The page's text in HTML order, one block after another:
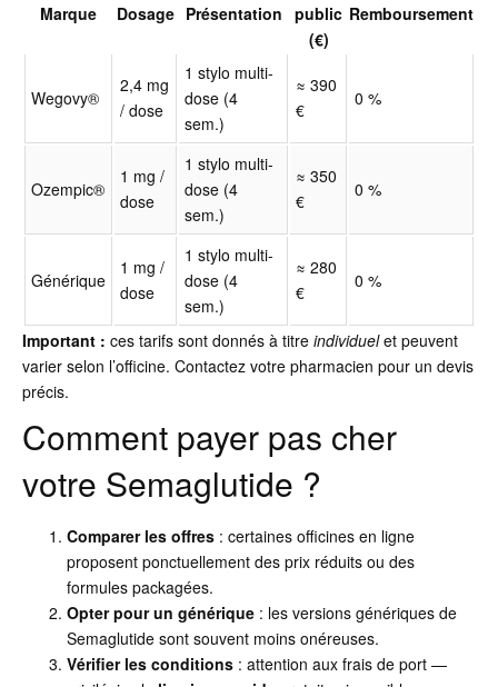
Marque Dosage Présentation public
(€)
Remboursement
Wegovy®
2,4 mg
/ dose
1 stylo multi-
dose (4
sem.)
≈ 390
€
0 %
Ozempic®
1 mg /
dose
1 stylo multi-
dose (4
sem.)
≈ 350
€
0 %
Générique
1 mg /
dose
1 stylo multi-
dose (4
sem.)
≈ 280
€
0 %
Important : ces tarifs sont donnés à titre individuelet peuvent
varier selon l’officine. Contactez votre pharmacien pour un devis
précis.
Comment payer pas cher
votre Semaglutide ?
Comparer les offres : certaines officines en ligne
proposent ponctuellement des prix réduits ou des
formules packagées.
Opter pour un générique : les versions génériques de
Semaglutide sont souvent moins onéreuses.
Vérifier les conditions : attention aux frais de port —